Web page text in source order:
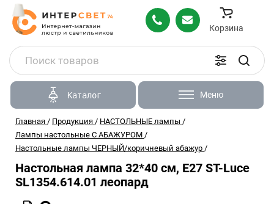
Корзина
Каталог Меню
Главная / Продукция / НАСТОЛЬНЫЕ лампы /
Лампы настольные С АБАЖУРОМ /
Настольные лампы ЧЕРНЫЙ/коричневый абажур /
Настольная лампа 32*40 см, Е27 ST-Luce
SL1354.614.01 леопард